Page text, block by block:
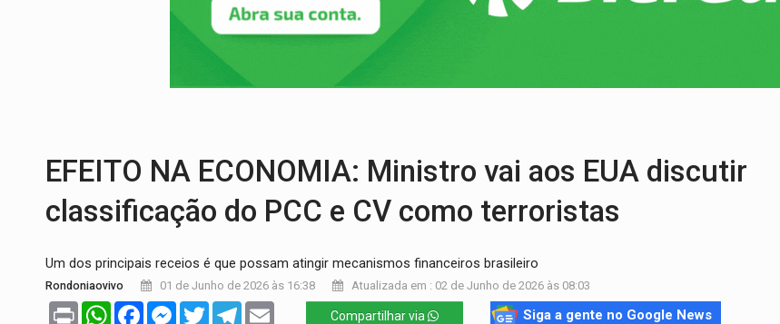
VÍDEO: Três são presos após furto de motocicleta em frente de academia
CELEBRAÇÃO: Cerejeiras completa 43 anos de emancipação com programação esportiva
SAÚDE:Anvisa desmente boato sobre presença de plástico ou petróleo em ovos
EFEITO NA ECONOMIA: Ministro vai aos EUA discutir
classificação do PCC e CV como terroristas
Um dos principais receios é que possam atingir mecanismos financeiros brasileiro
Rondoniaovivo 01 de Junho de 2026 às 16:38 Atualizada em : 02 de Junho de 2026 às 08:03
Print WhatsAppFacebookMessenger
TwitterTelegram Compartilhar via Siga a gente no Google News